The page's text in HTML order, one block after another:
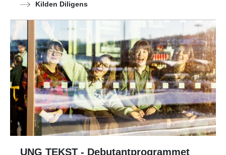
Kilden Diligens
UNG TEKST - Debutantprogrammet